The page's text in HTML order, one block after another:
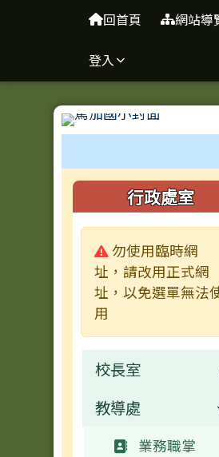
台南市七股區
回首頁 網站導
登入
左邊區域內容
行政處室
警告:
勿使用臨時網
址，請改用正式網
址，以免選單無法
用
校長室
校長介紹
業務職掌
教導處
業務職掌
頁尾區域